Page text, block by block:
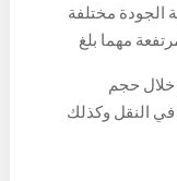
التي
وذلك عند فك
الجديد بشكل
الجودة مختلفة
مهما بلغ
خلال حجم
النقل وكذلك
فك العفش